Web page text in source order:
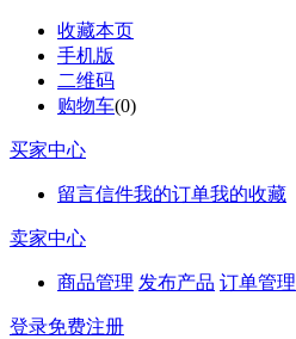
收藏本页
手机版
二维码
购物车(0)
买家中心
留言信件我的订单我的收藏
卖家中心
商品管理 发布产品 订单管理
登录免费注册